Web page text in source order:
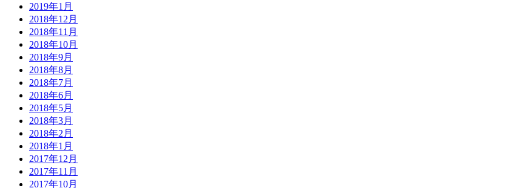
2019年1月
2018年12月
2018年11月
2018年10月
2018年9月
2018年8月
2018年7月
2018年6月
2018年5月
2018年3月
2018年2月
2018年1月
2017年12月
2017年11月
2017年10月